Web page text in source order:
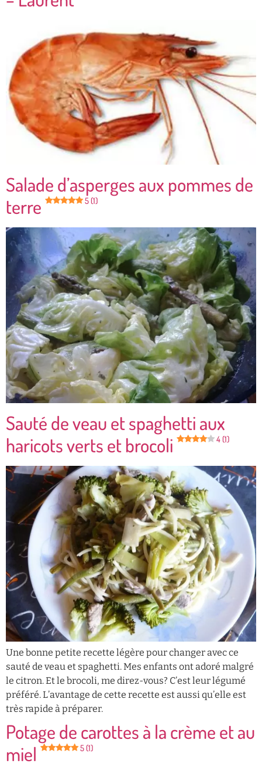
Salade d’asperges aux pommes de
terre
5 (1)
Sauté de veau et spaghetti aux
haricots verts et brocoli
4 (1)
Une bonne petite recette légère pour changer avec ce
sauté de veau et spaghetti. Mes enfants ont adoré malgré
le citron. Et le brocoli, me direz-vous? C’est leur légumé
préféré. L’avantage de cette recette est aussi qu’elle est
très rapide à préparer.
Potage de carottes à la crème et au
miel
5 (1)